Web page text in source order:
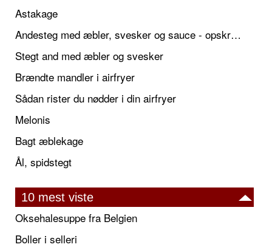
Astakage
Andesteg med æbler, svesker og sauce - opskrift også til jul
Stegt and med æbler og svesker
Brændte mandler i airfryer
Sådan rister du nødder i din airfryer
Melonis
Bagt æblekage
Ål, spidstegt
10 mest viste
Oksehalesuppe fra Belgien
Boller i selleri